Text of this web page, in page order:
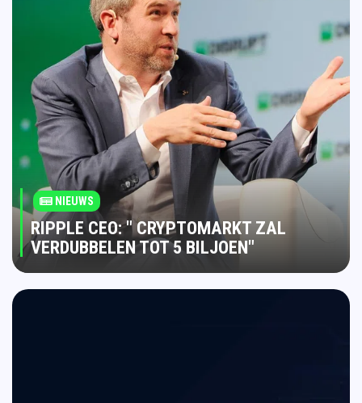
NIEUWS
RIPPLE CEO: " CRYPTOMARKT ZAL
VERDUBBELEN TOT 5 BILJOEN"